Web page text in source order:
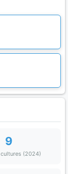
9
(2024)